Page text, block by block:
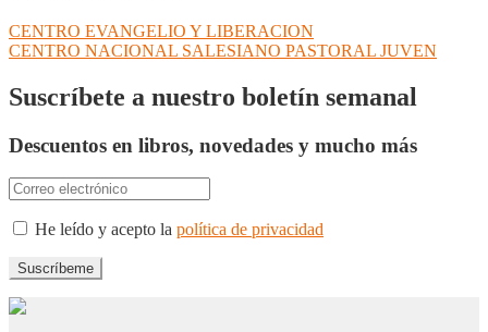
Navegación
de
entradas
Anterior:
CENTRO EVANGELIO Y LIBERACION
Siguiente:
CENTRO NACIONAL SALESIANO PASTORAL JUVEN
Suscríbete a nuestro boletín semanal
Descuentos en libros, novedades y mucho más
He leído y acepto la política de privacidad